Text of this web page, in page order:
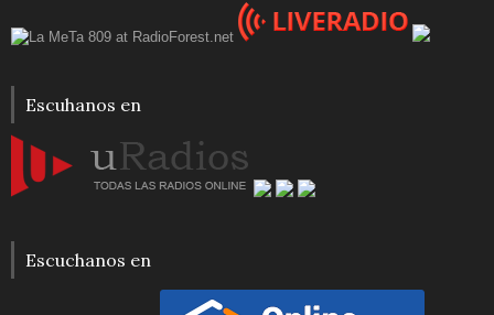
Escuhanos en
Escuchanos en